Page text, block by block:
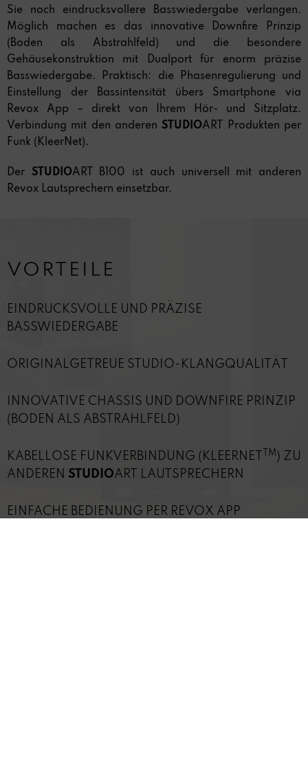
Sie noch eindrucksvollere Basswiedergabe verlangen.
Möglich machen es das innovative Downfire Prinzip
(Boden als Abstrahlfeld) und die besondere
Gehäusekonstruktion mit Dualport für enorm präzise
Basswiedergabe. Praktisch: die Phasenregulierung und
Einstellung der Bassintensität übers Smartphone via
Revox App – direkt von Ihrem Hör- und Sitzplatz.
Verbindung mit den anderenSTUDIOART Produkten per
Funk (KleerNet).
Der STUDIOART B100 ist auch universell mit anderen
Revox Lautsprechern einsetzbar.
VORTEILE
EINDRUCKSVOLLE UND PRÄZISE
BASSWIEDERGABE
ORIGINALGETREUE STUDIO-KLANGQUALITÄT
INNOVATIVE CHASSIS UND DOWNFIRE PRINZIP
(BODEN ALS ABSTRAHLFELD)
KABELLOSE FUNKVERBINDUNG (KLEERNET TM ) ZU
ANDEREN STUDIOART LAUTSPRECHERN
EINFACHE BEDIENUNG PER REVOX APP